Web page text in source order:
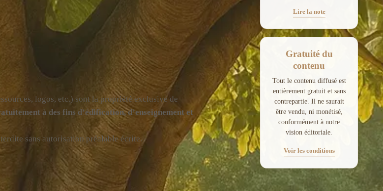
logos, etc.) sont la propriété exclusive de
à des fins d’édification, d’enseignement et
sans autorisation préalable écrite.
Lire la note
Gratuité du
contenu
Tout le contenu diffusé est
entièrement gratuit et sans
contrepartie. Il ne saurait
être vendu, ni monétisé,
conformément à notre
vision éditoriale.
Voir les conditions